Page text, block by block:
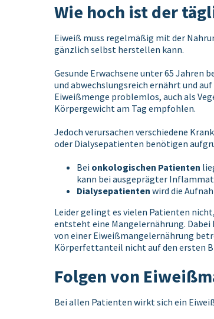
Wie hoch ist der
Eiweiß muss regelmäßig mit der
gänzlich selbst herstellen kann.
Gesunde Erwachsene unter 65 Jahren
und abwechslungsreich ernährt und
Eiweißmenge problemlos, auch als
Körpergewicht am Tag empfohlen.
Jedoch verursachen verschiedene
oder Dialysepatienten benötigen
Bei onkologischen Patienten
kann bei ausgeprägter
Dialysepatienten wird die
Leider gelingt es vielen Patienten
entsteht eine Mangelernährung.
von einer Eiweißmangelernährung
Körperfettanteil nicht auf den ersten
Folgen von
Bei allen Patienten wirkt sich ein